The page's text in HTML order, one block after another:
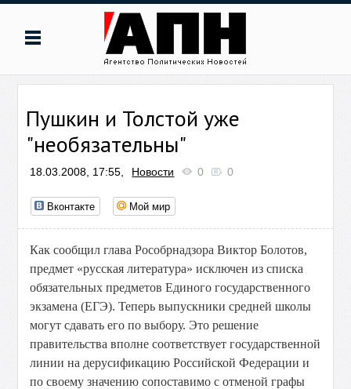
Пушкин и Толстой уже
"необязательны"
18.03.2008, 17:55, Новости 0 0
Вконтакте Мой мир
Как сообщил глава Рособрнадзора Виктор Болотов,
предмет «русская литература» исключен из списка
обязательных предметов Единого государственного
экзамена (ЕГЭ). Теперь выпускники средней школы
могут сдавать его по выбору. Это решение
правительства вполне соответствует государственной
линии на дерусификацию Российской Федерации и
по своему значению сопоставимо с отменой графы